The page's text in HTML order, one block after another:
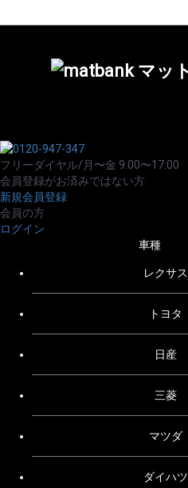
フリーダイヤル/月〜金 9:00〜17:00
会員登録がお済みではない方
新規会員登録
会員の方
ログイン
車種
レクサス
トヨタ
日産
三菱
マツダ
ダイハツ